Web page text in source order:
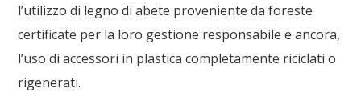
l’utilizzo di legno di abete proveniente da foreste
certificate per la loro gestione responsabile e ancora,
l’uso di accessori in plastica completamente riciclati o
rigenerati.